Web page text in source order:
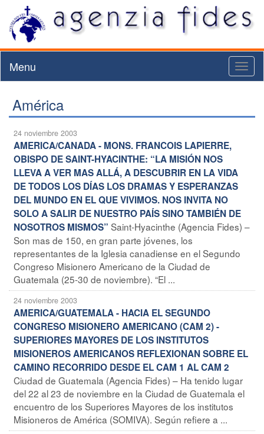
Menu
América
24 noviembre 2003
AMERICA/CANADA - MONS. FRANCOIS LAPIERRE,
OBISPO DE SAINT-HYACINTHE: “LA MISIÓN NOS
LLEVA A VER MAS ALLÁ, A DESCUBRIR EN LA VIDA
DE TODOS LOS DÍAS LOS DRAMAS Y ESPERANZAS
DEL MUNDO EN EL QUE VIVIMOS. NOS INVITA NO
SOLO A SALIR DE NUESTRO PAÍS SINO TAMBIÉN DE
NOSOTROS MISMOS” Saint-Hyacinthe (Agencia Fides) –
Son mas de 150, en gran parte jóvenes, los
representantes de la Iglesia canadiense en el Segundo
Congreso Misionero Americano de la Ciudad de
Guatemala (25-30 de noviembre). “El ...
24 noviembre 2003
AMERICA/GUATEMALA - HACIA EL SEGUNDO
CONGRESO MISIONERO AMERICANO (CAM 2) -
SUPERIORES MAYORES DE LOS INSTITUTOS
MISIONEROS AMERICANOS REFLEXIONAN SOBRE EL
CAMINO RECORRIDO DESDE EL CAM 1 AL CAM 2
Ciudad de Guatemala (Agencia Fides) – Ha tenido lugar
del 22 al 23 de noviembre en la Ciudad de Guatemala el
encuentro de los Superiores Mayores de los institutos
Misioneros de América (SOMIVA). Según refiere a ...